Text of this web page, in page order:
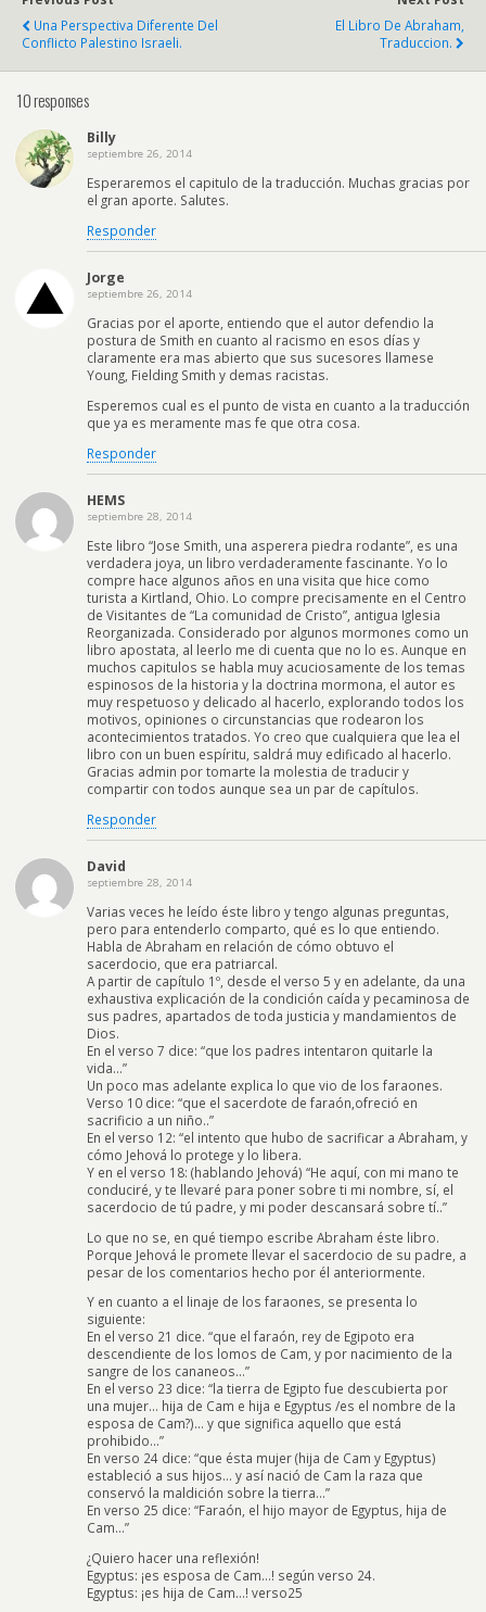
Una Perspectiva Diferente Del
Conflicto Palestino Israeli.
El Libro De Abraham,
Traduccion.
10 responses
Billy
septiembre 26, 2014
Esperaremos el capitulo de la traducción. Muchas gracias por
el gran aporte. Salutes.
Responder
Jorge
septiembre 26, 2014
Gracias por el aporte, entiendo que el autor defendio la
postura de Smith en cuanto al racismo en esos días y
claramente era mas abierto que sus sucesores llamese
Young, Fielding Smith y demas racistas.
Esperemos cual es el punto de vista en cuanto a la traducción
que ya es meramente mas fe que otra cosa.
Responder
HEMS
septiembre 28, 2014
Este libro “Jose Smith, una asperera piedra rodante”, es una
verdadera joya, un libro verdaderamente fascinante. Yo lo
compre hace algunos años en una visita que hice como
turista a Kirtland, Ohio. Lo compre precisamente en el Centro
de Visitantes de “La comunidad de Cristo”, antigua Iglesia
Reorganizada. Considerado por algunos mormones como un
libro apostata, al leerlo me di cuenta que no lo es. Aunque en
muchos capitulos se habla muy acuciosamente de los temas
espinosos de la historia y la doctrina mormona, el autor es
muy respetuoso y delicado al hacerlo, explorando todos los
motivos, opiniones o circunstancias que rodearon los
acontecimientos tratados. Yo creo que cualquiera que lea el
libro con un buen espíritu, saldrá muy edificado al hacerlo.
Gracias admin por tomarte la molestia de traducir y
compartir con todos aunque sea un par de capítulos.
Responder
David
septiembre 28, 2014
Varias veces he leído éste libro y tengo algunas preguntas,
pero para entenderlo comparto, qué es lo que entiendo.
Habla de Abraham en relación de cómo obtuvo el
sacerdocio, que era patriarcal.
A partir de capítulo 1º, desde el verso 5 y en adelante, da una
exhaustiva explicación de la condición caída y pecaminosa de
sus padres, apartados de toda justicia y mandamientos de
Dios.
En el verso 7 dice: “que los padres intentaron quitarle la
vida…”
Un poco mas adelante explica lo que vio de los faraones.
Verso 10 dice: “que el sacerdote de faraón,ofreció en
sacrificio a un niño..”
En el verso 12: “el intento que hubo de sacrificar a Abraham, y
cómo Jehová lo protege y lo libera.
Y en el verso 18: (hablando Jehová) “He aquí, con mi mano te
conduciré, y te llevaré para poner sobre ti mi nombre, sí, el
sacerdocio de tú padre, y mi poder descansará sobre tí..”
Lo que no se, en qué tiempo escribe Abraham éste libro.
Porque Jehová le promete llevar el sacerdocio de su padre, a
pesar de los comentarios hecho por él anteriormente.
Y en cuanto a el linaje de los faraones, se presenta lo
siguiente:
En el verso 21 dice. “que el faraón, rey de Egipoto era
descendiente de los lomos de Cam, y por nacimiento de la
sangre de los cananeos…”
En el verso 23 dice: “la tierra de Egipto fue descubierta por
una mujer… hija de Cam e hija e Egyptus /es el nombre de la
esposa de Cam?)… y que significa aquello que está
prohibido…”
En verso 24 dice: “que ésta mujer (hija de Cam y Egyptus)
estableció a sus hijos… y así nació de Cam la raza que
conservó la maldición sobre la tierra…”
En verso 25 dice: “Faraón, el hijo mayor de Egyptus, hija de
Cam…”
¿Quiero hacer una reflexión!
Egyptus: ¡es esposa de Cam…! según verso 24.
Egyptus: ¡es hija de Cam…! verso25